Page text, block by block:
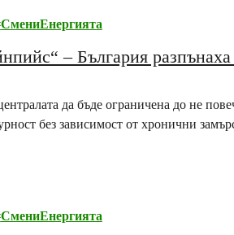
СмениЕнергията
– България
да бъде ограничена до не
без зависимост от хронични
СмениЕнергията